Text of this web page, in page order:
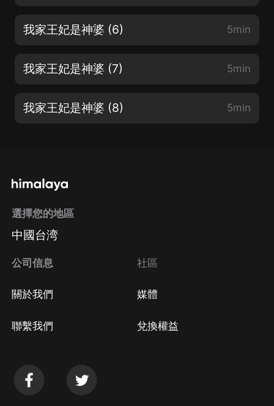
我家王妃是神婆 (6) 5min
我家王妃是神婆 (7) 5min
我家王妃是神婆 (8) 5min
選擇您的地區
中國台湾
公司信息
關於我們
聯繫我們
社區
媒體
兌換權益